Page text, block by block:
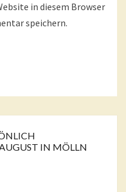
in diesem Browser
speichern.
IN MÖLLN